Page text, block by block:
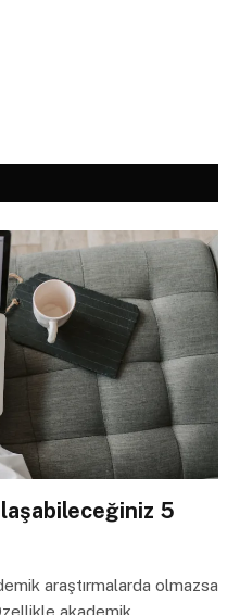
5
araştırmalarda olmazsa